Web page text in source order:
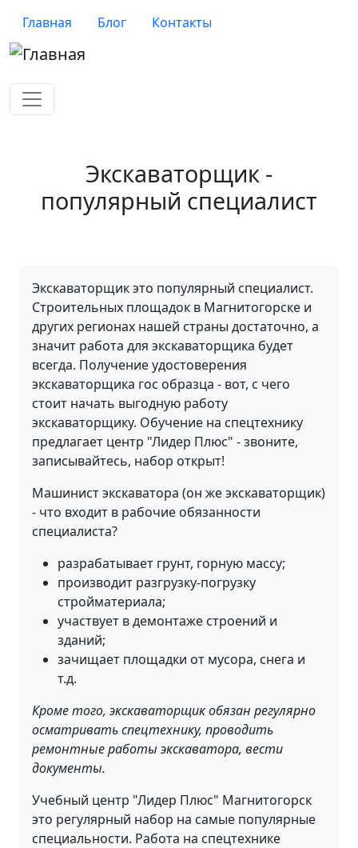
Верхнее меню
Главная Блог Контакты
Экскаваторщик -
популярный специалист
Экскаваторщик это популярный специалист.
Строительных площадок в Магнитогорске и
других регионах нашей страны достаточно, а
значит работа для экскаваторщика будет
всегда. Получение удостоверения
экскаваторщика гос образца - вот, с чего
стоит начать выгодную работу
экскаваторщику. Обучение на спецтехнику
предлагает центр "Лидер Плюс" - звоните,
записывайтесь, набор открыт!
Машинист экскаватора (он же экскаваторщик)
- что входит в рабочие обязанности
специалиста?
разрабатывает грунт, горную массу;
производит разгрузку-погрузку
стройматериала;
участвует в демонтаже строений и
зданий;
зачищает площадки от мусора, снега и
т.д.
Кроме того, экскаваторщик обязан регулярно
осматривать спецтехнику, проводить
ремонтные работы экскаватора, вести
документы.
Учебный центр "Лидер Плюс" Магнитогорск
это регулярный набор на самые популярные
специальности. Работа на спецтехнике